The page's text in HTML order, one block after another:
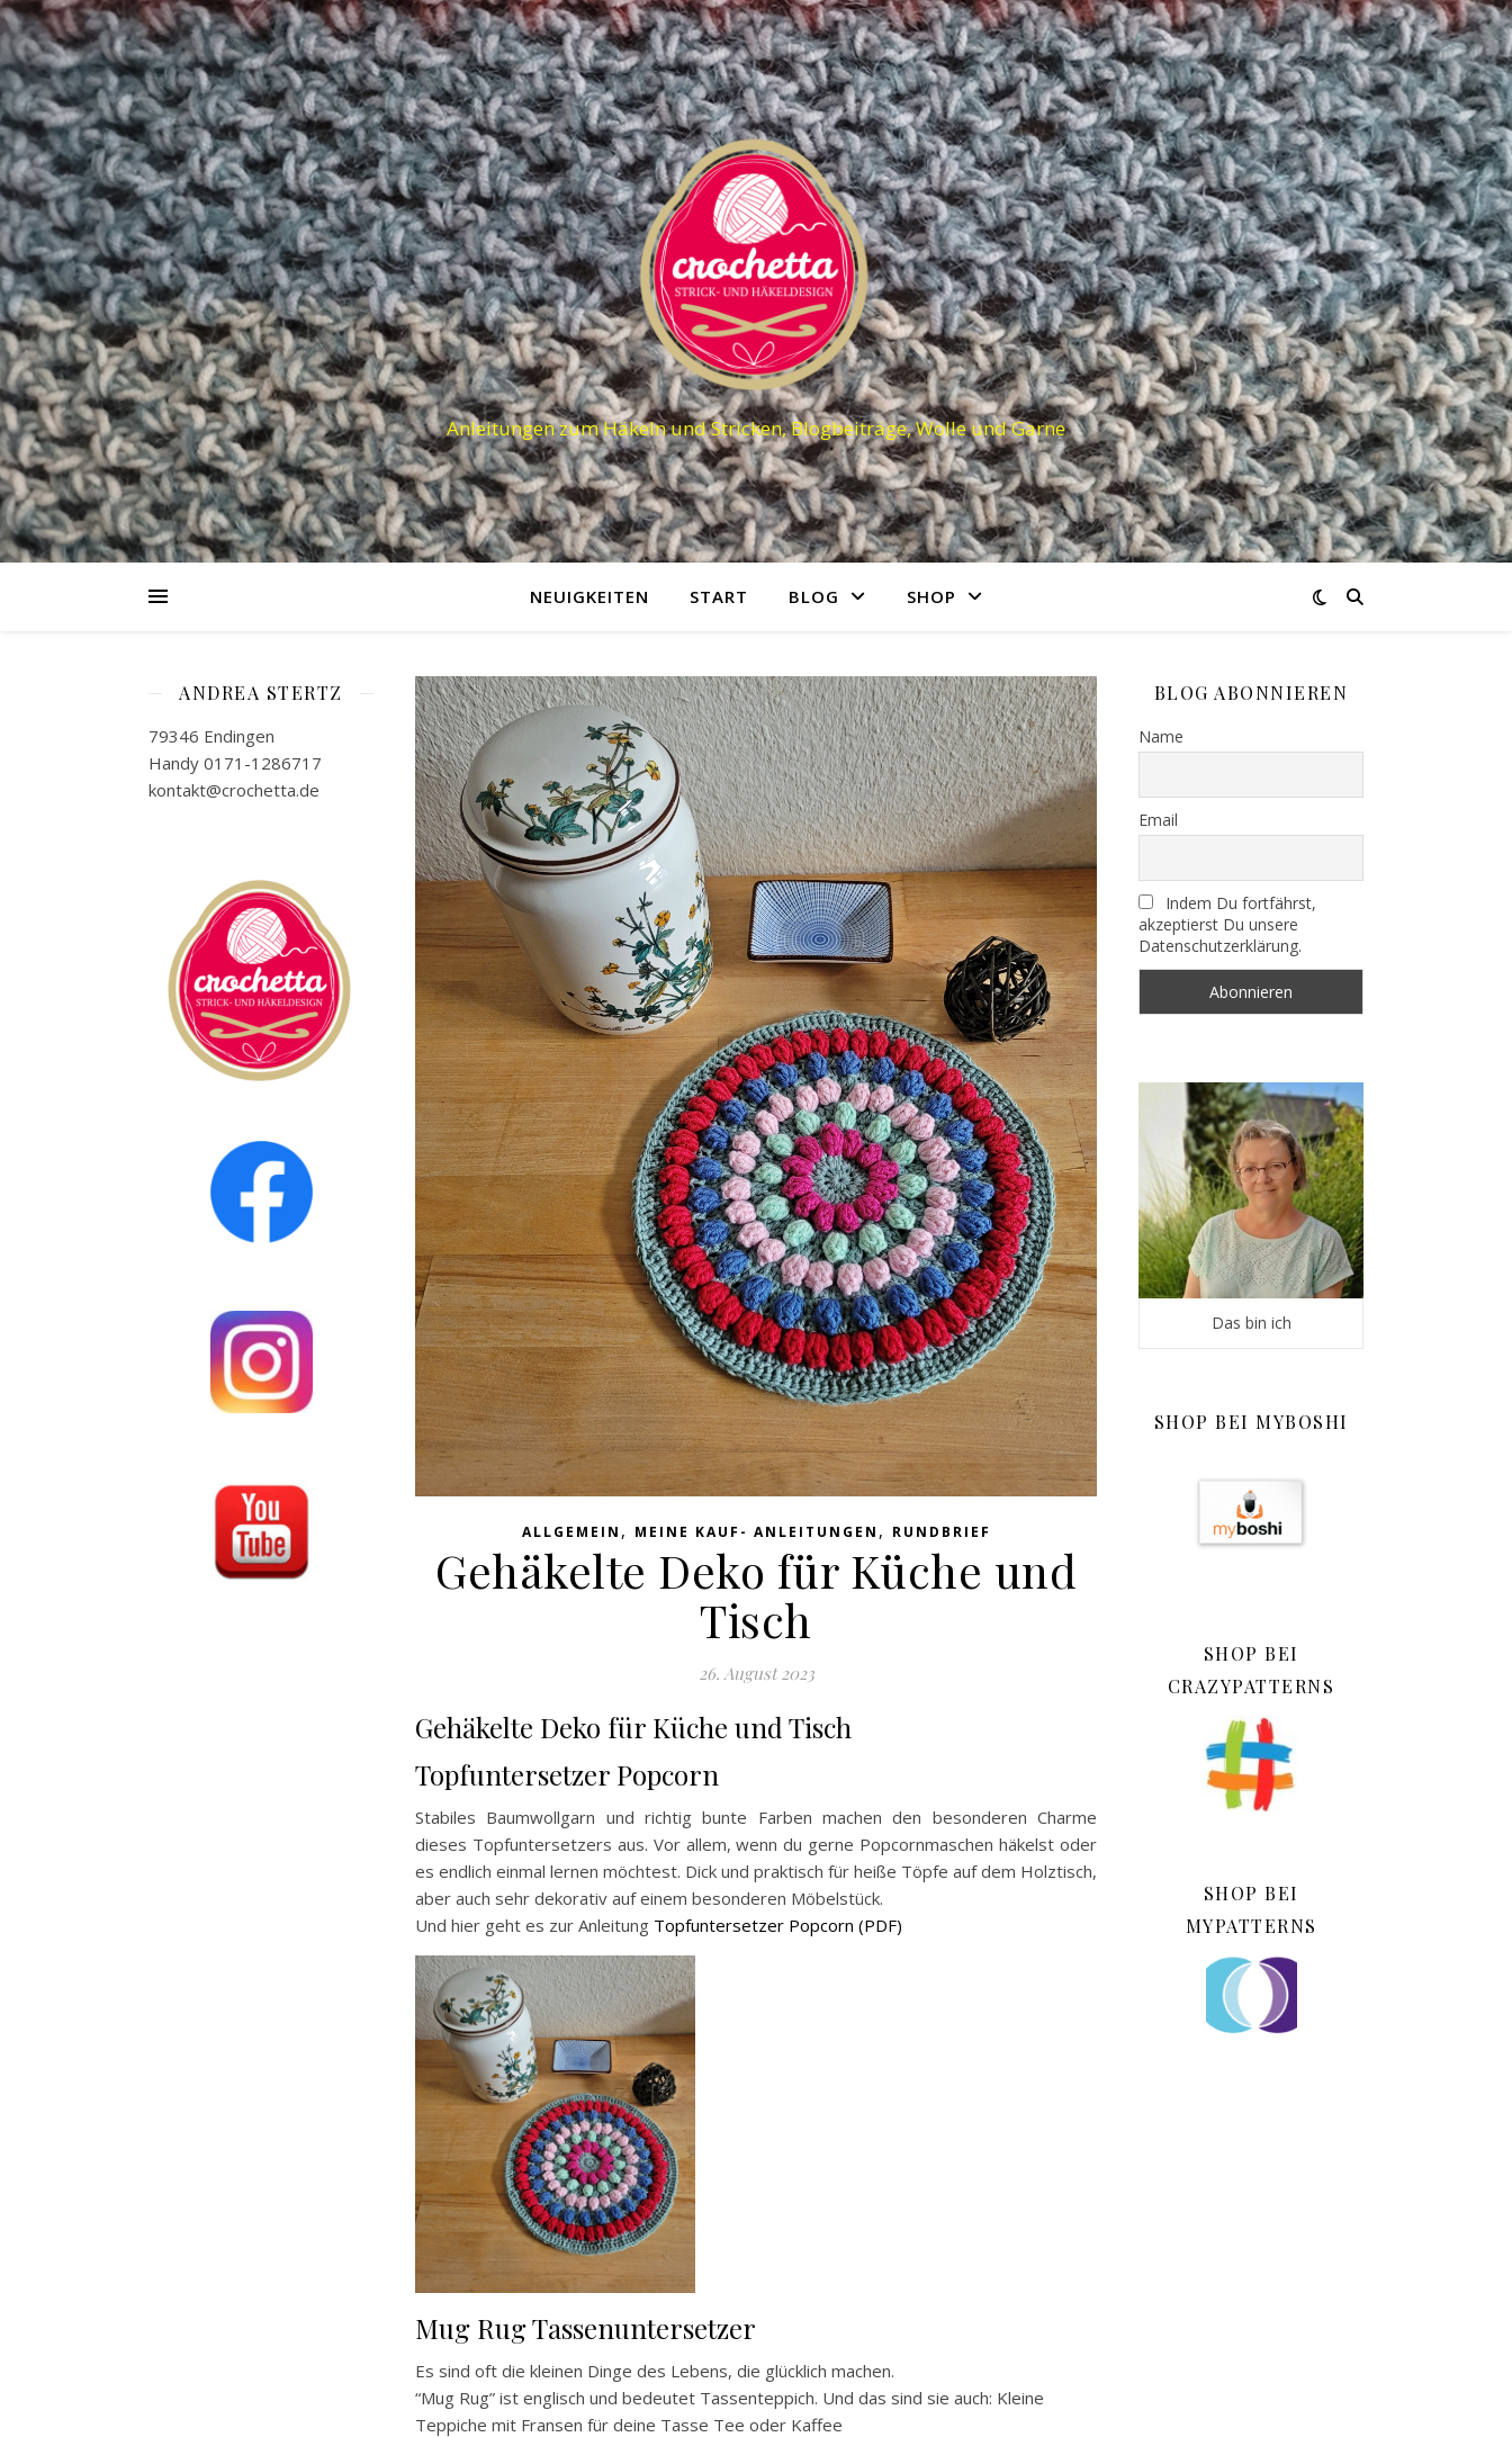
Anleitungen zum Häkeln und Stricken, Blogbeiträge, Wolle und Garne
NEUIGKEITEN START BLOG SHOP
ANDREA STERTZ
79346 Endingen
Handy 0171-1286717
kontakt@crochetta.de
ALLGEMEIN , MEINE KAUF- ANLEITUNGEN , RUNDBRIEF
Gehäkelte Deko für Küche und
Tisch
26. August 2023
Gehäkelte Deko für Küche und Tisch
Topfuntersetzer Popcorn
Stabiles Baumwollgarn und richtig bunte Farben machen den besonderen Charme
dieses Topfuntersetzers aus. Vor allem, wenn du gerne Popcornmaschen häkelst oder
es endlich einmal lernen möchtest. Dick und praktisch für heiße Töpfe auf dem Holztisch,
aber auch sehr dekorativ auf einem besonderen Möbelstück.
Und hier geht es zur Anleitung Topfuntersetzer Popcorn (PDF)
Mug Rug Tassenuntersetzer
Es sind oft die kleinen Dinge des Lebens, die glücklich machen.
“Mug Rug” ist englisch und bedeutet Tassenteppich. Und das sind sie auch: Kleine
Teppiche mit Fransen für deine Tasse Tee oder Kaffee
BLOG ABONNIEREN
Name
Email
Indem Du fortfährst,
akzeptierst Du unsere
Datenschutzerklärung.
Das bin ich
SHOP BEI MYBOSHI
SHOP BEI
CRAZYPATTERNS
SHOP BEI
MYPATTERNS